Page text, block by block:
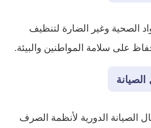
الصحية وغير الضارة لتنظيف
على سلامة المواطنين والبيئة.
الصيانة
الصيانة الدورية لأنظمة الصرف